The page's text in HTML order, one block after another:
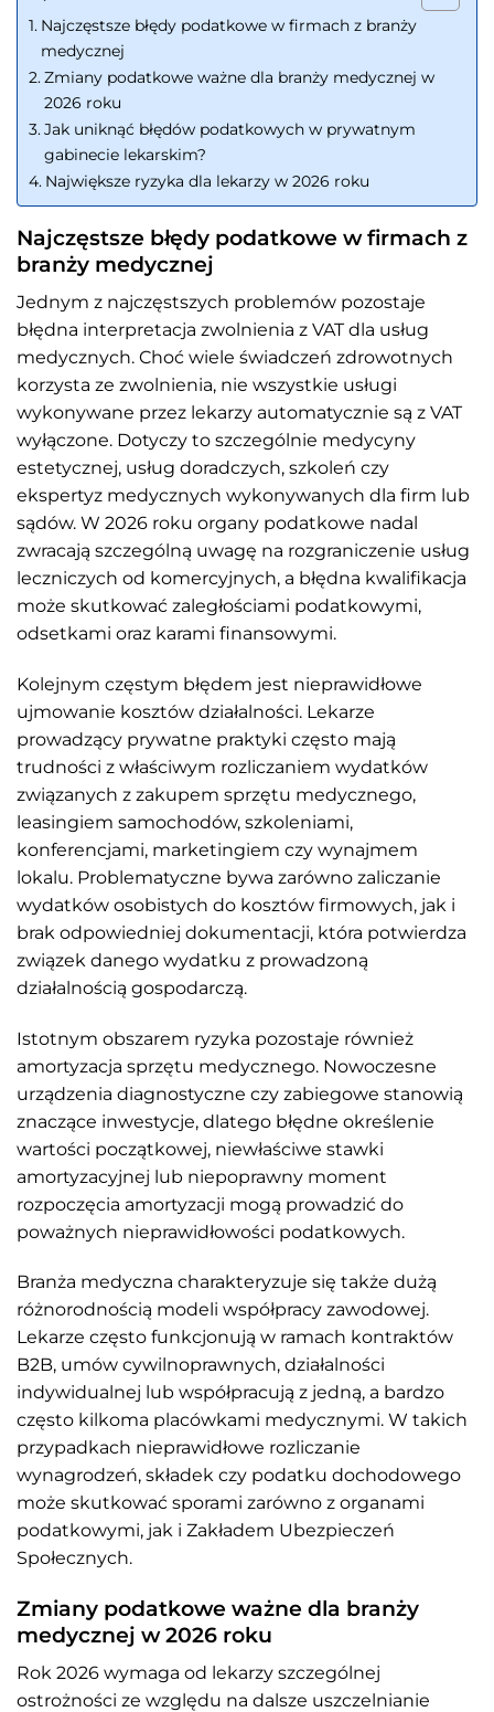
Najczęstsze błędy podatkowe w firmach z branży
medycznej
Zmiany podatkowe ważne dla branży medycznej w
2026 roku
Jak uniknąć błędów podatkowych w prywatnym
gabinecie lekarskim?
Największe ryzyka dla lekarzy w 2026 roku
Najczęstsze błędy podatkowe w firmach z
branży medycznej
Jednym z najczęstszych problemów pozostaje
błędna interpretacja zwolnienia z VAT dla usług
medycznych. Choć wiele świadczeń zdrowotnych
korzysta ze zwolnienia, nie wszystkie usługi
wykonywane przez lekarzy automatycznie są z VAT
wyłączone. Dotyczy to szczególnie medycyny
estetycznej, usług doradczych, szkoleń czy
ekspertyz medycznych wykonywanych dla firm lub
sądów. W 2026 roku organy podatkowe nadal
zwracają szczególną uwagę na rozgraniczenie usług
leczniczych od komercyjnych, a błędna kwalifikacja
może skutkować zaległościami podatkowymi,
odsetkami oraz karami finansowymi.
Kolejnym częstym błędem jest nieprawidłowe
ujmowanie kosztów działalności. Lekarze
prowadzący prywatne praktyki często mają
trudności z właściwym rozliczaniem wydatków
związanych z zakupem sprzętu medycznego,
leasingiem samochodów, szkoleniami,
konferencjami, marketingiem czy wynajmem
lokalu. Problematyczne bywa zarówno zaliczanie
wydatków osobistych do kosztów firmowych, jak i
brak odpowiedniej dokumentacji, która potwierdza
związek danego wydatku z prowadzoną
działalnością gospodarczą.
Istotnym obszarem ryzyka pozostaje również
amortyzacja sprzętu medycznego. Nowoczesne
urządzenia diagnostyczne czy zabiegowe stanowią
znaczące inwestycje, dlatego błędne określenie
wartości początkowej, niewłaściwe stawki
amortyzacyjnej lub niepoprawny moment
rozpoczęcia amortyzacji mogą prowadzić do
poważnych nieprawidłowości podatkowych.
Branża medyczna charakteryzuje się także dużą
różnorodnością modeli współpracy zawodowej.
Lekarze często funkcjonują w ramach kontraktów
B2B, umów cywilnoprawnych, działalności
indywidualnej lub współpracują z jedną, a bardzo
często kilkoma placówkami medycznymi. W takich
przypadkach nieprawidłowe rozliczanie
wynagrodzeń, składek czy podatku dochodowego
może skutkować sporami zarówno z organami
podatkowymi, jak i Zakładem Ubezpieczeń
Społecznych.
Zmiany podatkowe ważne dla branży
medycznej w 2026 roku
Rok 2026 wymaga od lekarzy szczególnej
ostrożności ze względu na dalsze uszczelnianie